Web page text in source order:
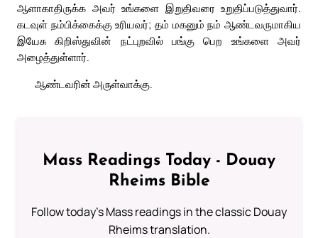
ஆளாகாதிருக்க அவர் உங்களை இறுதிவரை உறுதிப்படுத்துவார்.
கடவுள் நம்பிக்கைக்கு உரியவர்; தம் மகனும் நம் ஆண்டவருமாகிய
இயேசு கிறிஸ்துவின் நட்புறவில் பங்கு பெற உங்களை அவர்
அழைத்துள்ளார்.
ஆண்டவரின் அருள்வாக்கு.
Mass Readings Today - Douay
Rheims Bible
Follow today's Mass readings in the classic Douay
Rheims translation.